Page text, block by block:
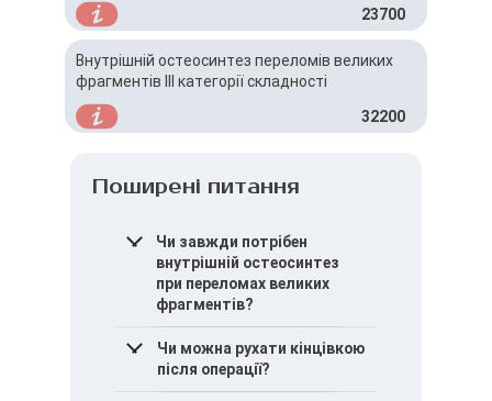
23700
Внутрішній остеосинтез переломів великих
фрагментів ІІІ категорії складності
32200
Поширені питання
Чи завжди потрібен
внутрішній остеосинтез
при переломах великих
фрагментів?
Не у всіх випадках, але при
нестабільних переломах з
великими фрагментами
Чи можна рухати кінцівкою
після операції?